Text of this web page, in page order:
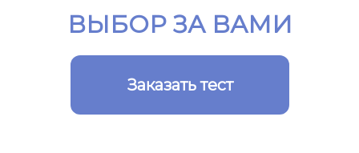
ВЫБОР ЗА ВАМИ
Заказать тест